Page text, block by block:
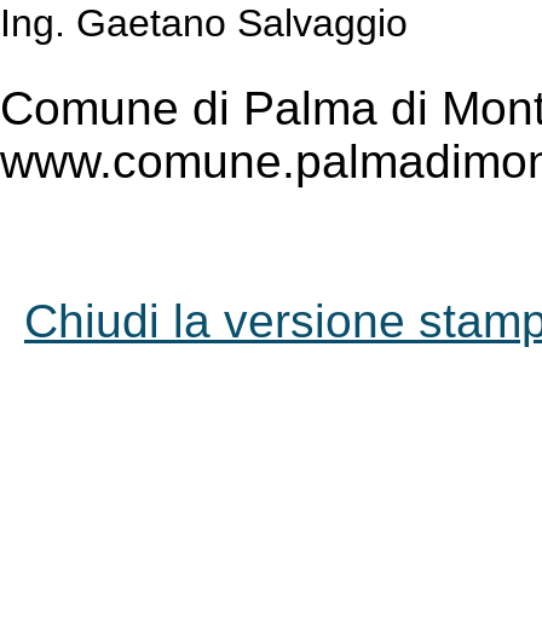
Ing. Gaetano Salvaggio
Comune di Palma di
Chiudi la versione